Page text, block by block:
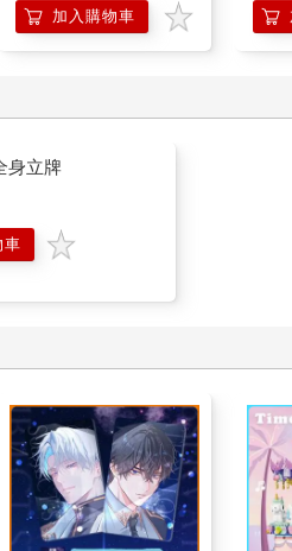
加入購物車
身立牌
車